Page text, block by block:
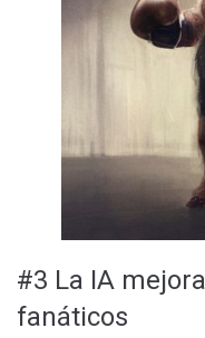
#3 La IA
fanáticos